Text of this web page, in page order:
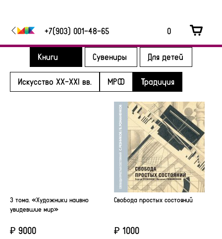
+7(903) 001-48-65 0
Искусство XX-XXI вв. МРФ Традиция
3 тома. «Художники наивно
увидевшие мир»
₽ 9000
Свобода простых состояний
₽ 1000
Книги Сувениры Для детей